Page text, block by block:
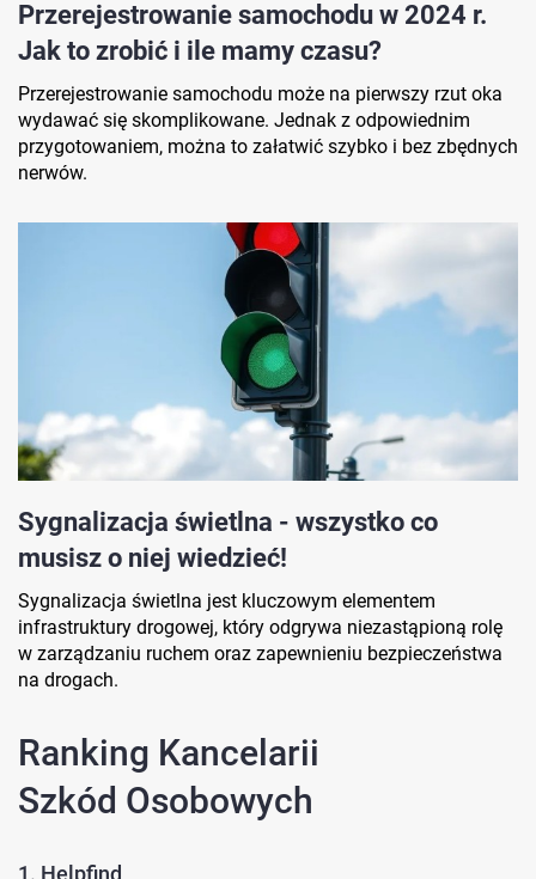
Przerejestrowanie samochodu w 2024 r.
Jak to zrobić i ile mamy czasu?
Przerejestrowanie samochodu może na pierwszy rzut oka
wydawać się skomplikowane. Jednak z odpowiednim
przygotowaniem, można to załatwić szybko i bez zbędnych
nerwów.
Sygnalizacja świetlna - wszystko co
musisz o niej wiedzieć!
Sygnalizacja świetlna jest kluczowym elementem
infrastruktury drogowej, który odgrywa niezastąpioną rolę
w zarządzaniu ruchem oraz zapewnieniu bezpieczeństwa
na drogach.
Ranking Kancelarii
Szkód Osobowych
1. Helpfind